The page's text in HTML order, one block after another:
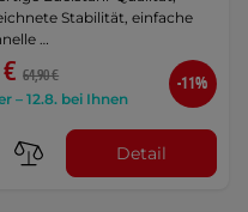
Stabilität, einfache
…
64,90 €
– 12.8. bei Ihnen
-11%
Detail